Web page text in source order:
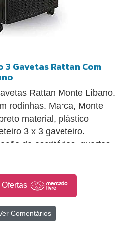
Gavetas Rattan Com
Rattan Monte Líbano.
rodinhas. Marca, Monte
material, plástico
3 x 3 gaveteiro.
de escritórios, quartos,
ou qualquer
das gavetas ( a x l
Ofertas
Comentários